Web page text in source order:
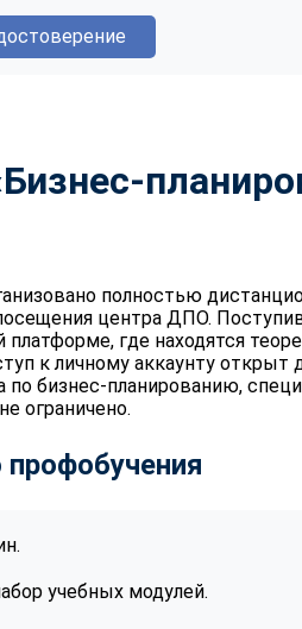
полностью
центра ДПО.
где находятся
к личному аккаунту открыт
по бизнес-планированию,
ограничено.
учебных модулей.